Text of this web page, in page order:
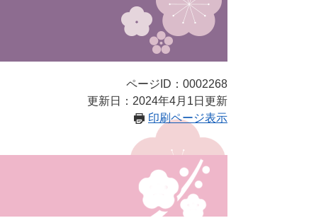
ページID：0002268
更新日：2024年4月1日更新
印刷ページ表示